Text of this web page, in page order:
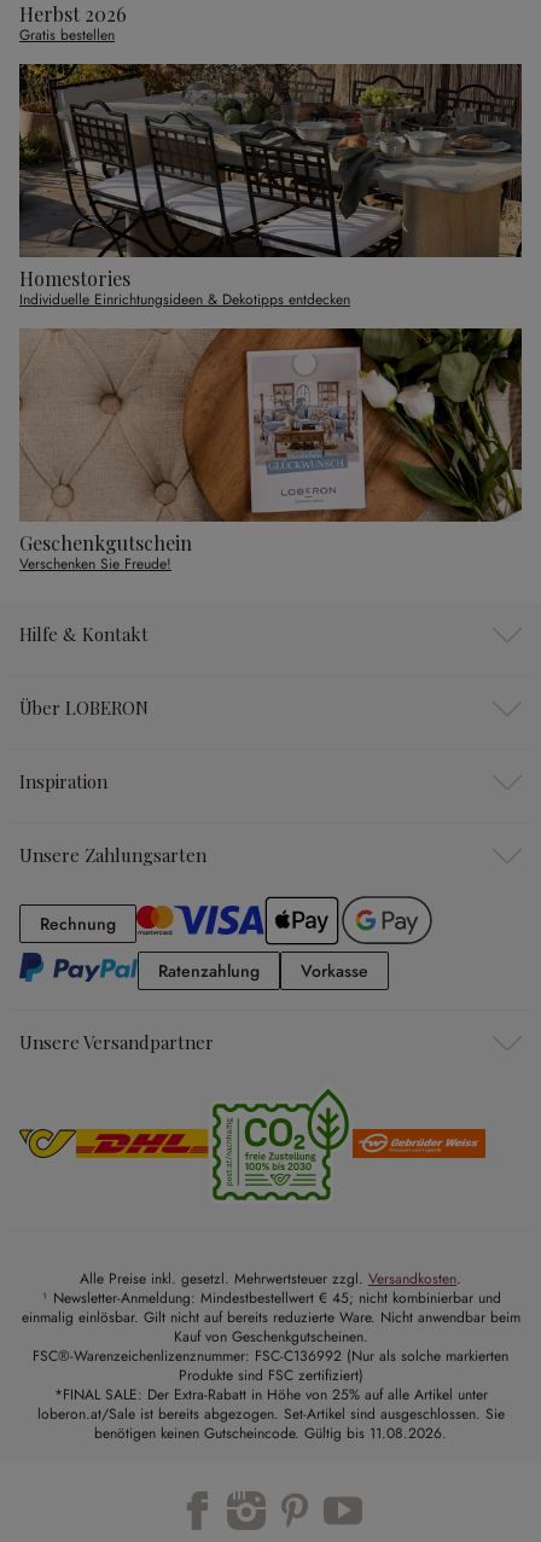
Herbst 2026
Gratis bestellen
Homestories
Individuelle Einrichtungsideen & Dekotipps entdecken
Geschenkgutschein
Verschenken Sie Freude!
Hilfe & Kontakt
Über LOBERON
Inspiration
Unsere Zahlungsarten
RechnungRechnung
RatenzahlungRatenzahlung
Vorkasse
Unsere Versandpartner
Alle Preise inkl. gesetzl. Mehrwertsteuer zzgl. Versandkosten.
¹ Newsletter-Anmeldung: Mindestbestellwert € 45; nicht kombinierbar und
einmalig einlösbar. Gilt nicht auf bereits reduzierte Ware. Nicht anwendbar beim
Kauf von Geschenkgutscheinen.
FSC®-Warenzeichenlizenznummer: FSC-C136992 (Nur als solche markierten
Produkte sind FSC zertifiziert)
*FINAL SALE: Der Extra-Rabatt in Höhe von 25% auf alle Artikel unter
loberon.at/Sale ist bereits abgezogen. Set-Artikel sind ausgeschlossen. Sie
benötigen keinen Gutscheincode. Gültig bis 11.08.2026.